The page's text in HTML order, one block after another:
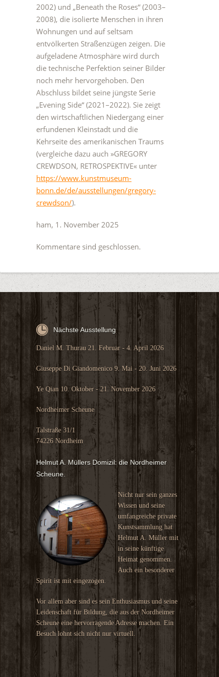
2002) und „Beneath the Roses“ (2003–
2008), die isolierte Menschen in ihren
Wohnungen und auf seltsam
entvölkerten Straßenzügen zeigen. Die
aufgeladene Atmosphäre wird durch
die technische Perfektion seiner Bilder
noch mehr hervorgehoben. Den
Abschluss bildet seine jüngste Serie
„Evening Side“ (2021–2022). Sie zeigt
den wirtschaftlichen Niedergang einer
erfundenen Kleinstadt und die
Kehrseite des amerikanischen Traums
(vergleiche dazu auch »GREGORY
CREWDSON, RETROSPEKTIVE« unter
https://www.kunstmuseum-
bonn.de/de/ausstellungen/gregory-
crewdson/).
ham, 1. November 2025
Kommentare sind geschlossen.
Nächste Ausstellung
Daniel M. Thurau 21. Februar - 4. April 2026
Giuseppe Di Giandomenico 9. Mai - 20. Juni 2026
Ye Qian 10. Oktober - 21. November 2026
Nordheimer Scheune
Talstraße 31/1
74226 Nordheim
Helmut A. Müllers Domizil: die Nordheimer
Scheune.
Nicht nur sein ganzes
Wissen und seine
umfangreiche private
Kunstsammlung hat
Helmut A. Müller mit
in seine künftige
Heimat genommen.
Auch ein besonderer
Spirit ist mit eingezogen.
Vor allem aber sind es sein Enthusiasmus und seine
Leidenschaft für Bildung, die aus der Nordheimer
Scheune eine hervorragende Adresse machen. Ein
Besuch lohnt sich nicht nur virtuell.